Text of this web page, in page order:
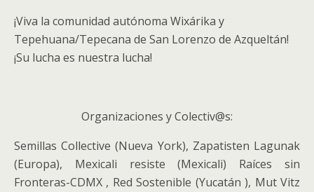
¡Viva la comunidad autónoma Wixárika y
Tepehuana/Tepecana de San Lorenzo de Azqueltán!
¡Su lucha es nuestra lucha!
Organizaciones y Colectiv@s:
Semillas Collective (Nueva York), Zapatisten Lagunak
(Europa), Mexicali resiste (Mexicali) Raíces sin
Fronteras-CDMX , Red Sostenible (Yucatán ), Mut Vitz